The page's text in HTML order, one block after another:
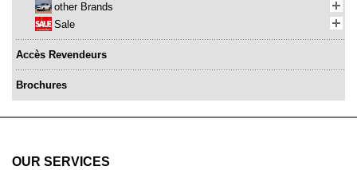
other Brands
Sale
Accès Revendeurs
Brochures
OUR SERVICES